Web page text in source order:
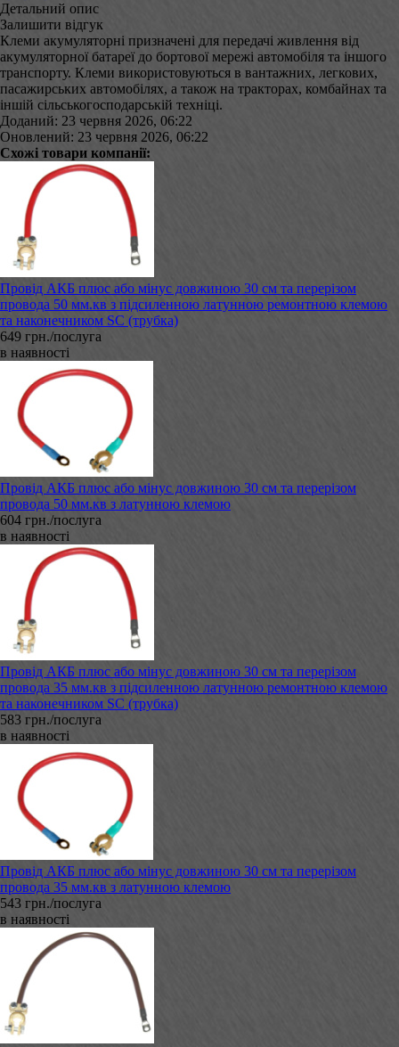
Детальний опис
Залишити відгук
Клеми акумуляторні призначені для передачі живлення від
акумуляторної батареї до бортової мережі автомобіля та іншого
транспорту. Клеми використовуються в вантажних, легкових,
пасажирських автомобілях, а також на тракторах, комбайнах та
іншій сільськогосподарській техніці.
Доданий: 23 червня 2026, 06:22
Оновлений: 23 червня 2026, 06:22
Схожі товари компанії:
Провід АКБ плюс або мінус довжиною 30 см та перерізом
провода 50 мм.кв з підсиленною латунною ремонтною клемою
та наконечником SC (трубка)
649 грн./послуга
в наявності
Провід АКБ плюс або мінус довжиною 30 см та перерізом
провода 50 мм.кв з латунною клемою
604 грн./послуга
в наявності
Провід АКБ плюс або мінус довжиною 30 см та перерізом
провода 35 мм.кв з підсиленною латунною ремонтною клемою
та наконечником SC (трубка)
583 грн./послуга
в наявності
Провід АКБ плюс або мінус довжиною 30 см та перерізом
провода 35 мм.кв з латунною клемою
543 грн./послуга
в наявності